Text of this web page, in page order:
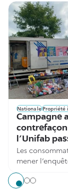
Campagne
l’Unifab
Les
mener
NationalePropriété
Aller à l'élément
Aller à
Aller à